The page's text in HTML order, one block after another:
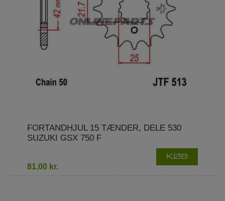
FORTANDHJUL 15 TÆNDER, DELE 530
SUZUKI GSX 750 F
81,00 kr.
KØB